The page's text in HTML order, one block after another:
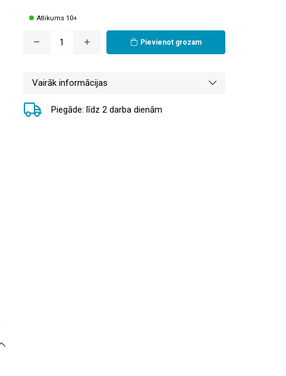
Atlikums 10+
Pievienot grozam
Vairāk informācijas
Piegāde: līdz 2 darba dienām